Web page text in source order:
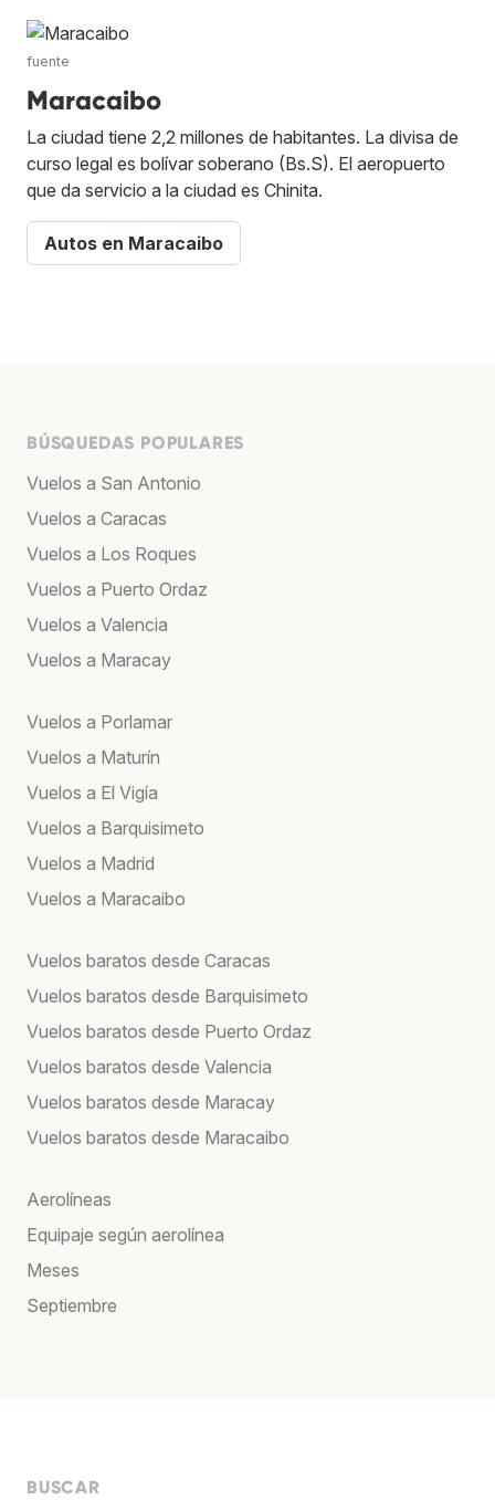
fuente
Maracaibo
La ciudad tiene 2,2 millones de habitantes. La divisa de
curso legal es bolívar soberano (Bs.S). El aeropuerto
que da servicio a la ciudad es Chinita.
Autos en Maracaibo
BÚSQUEDAS POPULARES
Vuelos a San Antonio
Vuelos a Caracas
Vuelos a Los Roques
Vuelos a Puerto Ordaz
Vuelos a Valencia
Vuelos a Maracay
Vuelos a Porlamar
Vuelos a Maturín
Vuelos a El Vigía
Vuelos a Barquisimeto
Vuelos a Madrid
Vuelos a Maracaibo
Vuelos baratos desde Caracas
Vuelos baratos desde Barquisimeto
Vuelos baratos desde Puerto Ordaz
Vuelos baratos desde Valencia
Vuelos baratos desde Maracay
Vuelos baratos desde Maracaibo
Aerolíneas
Equipaje según aerolínea
Meses
Septiembre
BUSCAR